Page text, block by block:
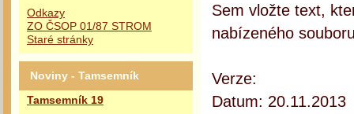
Odkazy
ZO ČSOP 01/87 STROM
Staré stránky
Noviny - Tamsemník
Tamsemník 19
Sem vložte text,
nabízeného
Verze:
Datum: 20.11.2013